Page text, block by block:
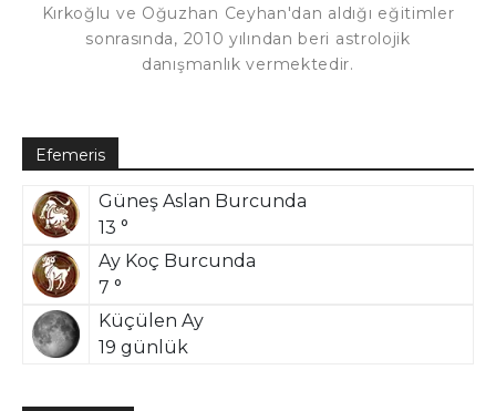
Kırkoğlu ve Oğuzhan Ceyhan'dan aldığı eğitimler
sonrasında, 2010 yılından beri astrolojik
danışmanlık vermektedir.
Efemeris
Güneş Aslan Burcunda
13 °
Ay Koç Burcunda
7 °
Küçülen Ay
19 günlük